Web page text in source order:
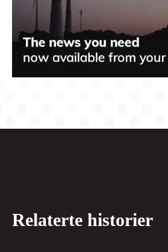
Relaterte historier